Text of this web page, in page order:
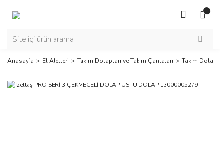
Anasayfa El Aletleri Takım Dolapları ve Takım Çantaları Takım